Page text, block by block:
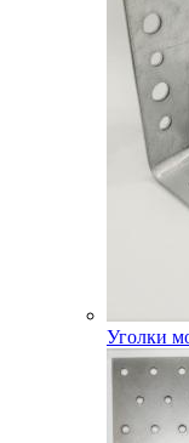
Уголки